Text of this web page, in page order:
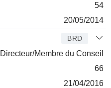
54
20/05/2014
BRD
Directeur/Membre du Conseil
66
21/04/2016